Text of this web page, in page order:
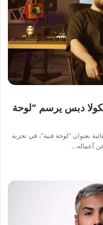
دبس يرسم “لوحة
بعنوان “لوحة فنية”، في تجربة
أعماله…